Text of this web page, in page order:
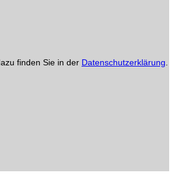
finden Sie in der Datenschutzerklärung